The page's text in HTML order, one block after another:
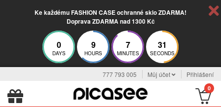
Ke každému FASHION CASE ochranné sklo ZDARMA!
Doprava ZDARMA nad 1300 Kč
0
DAYS
9
HOURS
7
MINUTES
30
SECONDS
777 793 005 Můj účet Přihlášení
0